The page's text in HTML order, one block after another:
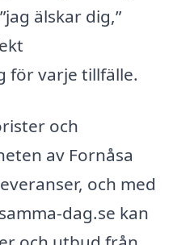
älskar dig,”
för varje tillfälle.
och
av Fornåsa
och med
dag.se kan